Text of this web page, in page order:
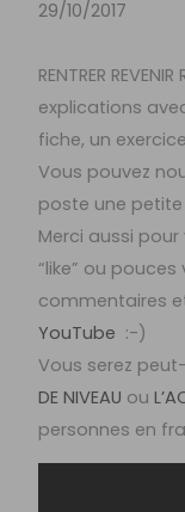
29/10/2017
RENTRER
explications
fiche, un
Vous pouvez
poste une petite
Merci aussi
“like” ou
commentaires
YouTube :-)
Vous serez
DE NIVEAU ou
personnes en